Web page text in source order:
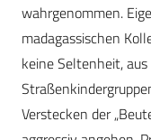
wahrgenommen.
madagassischen
keine Seltenheit,
Verstecken der